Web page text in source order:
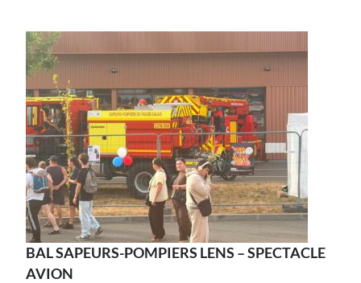
BAL SAPEURS-POMPIERS LENS – SPECTACLE
AVION